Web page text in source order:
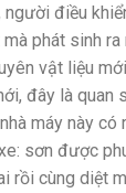
điều
phát sinh
vật liệu
đây là quan
máy này có
sơn được
rồi cùng diệt